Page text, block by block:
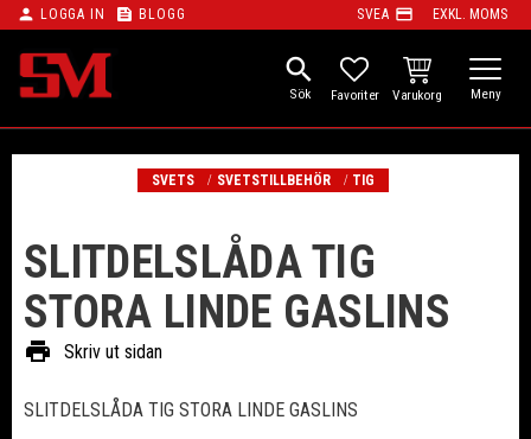
Meny
person LOGGA IN feed BLOGG SVEA payment EXKL. MOMS
search
FAVORITER
KUNDVAGN
SVETS SVETSTILLBEHÖR TIG
SLITDELSLÅDA TIG
STORA LINDE GASLINS
print Skriv ut sidan
SLITDELSLÅDA TIG STORA LINDE GASLINS